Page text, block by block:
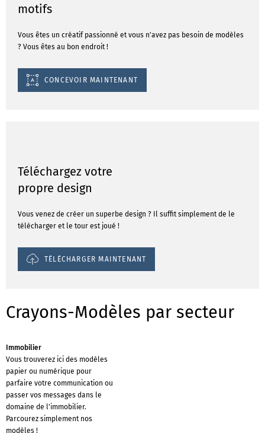
motifs
Vous êtes un créatif passionné et vous n'avez pas besoin de modèles
? Vous êtes au bon endroit !
CONCEVOIR MAINTENANT
Téléchargez votre
propre design
Vous venez de créer un superbe design ? Il suffit simplement de le
télécharger et le tour est joué !
TÉLÉCHARGER MAINTENANT
Crayons-Modèles par secteur
Immobilier
Vous trouverez ici des modèles
papier ou numérique pour
parfaire votre communication ou
passer vos messages dans le
domaine de l'immobilier.
Parcourez simplement nos
modèles !